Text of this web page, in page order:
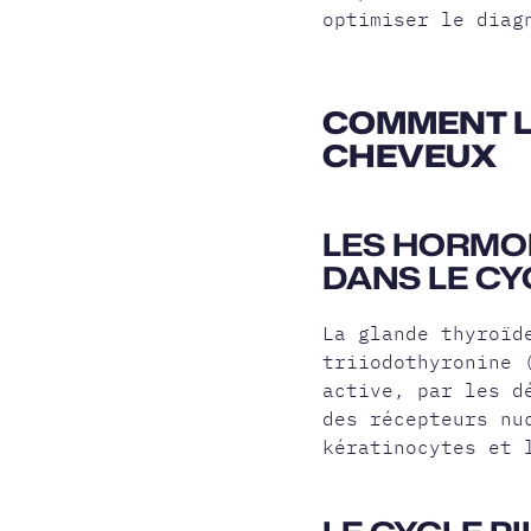
optimiser le
COMMENT
CHEVEUX
LES
DANS LE
La glande
triiodothyronine
active, par les
des récepteurs
kératinocytes et